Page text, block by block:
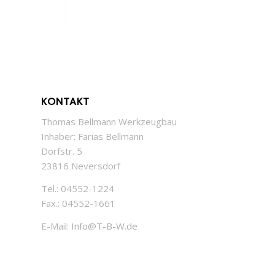
KONTAKT
Thomas Bellmann Werkzeugbau
Inhaber: Farias Bellmann
Dorfstr. 5
23816 Neversdorf
Tel.: 04552-1224
Fax.: 04552-1661
E-Mail: Info@T-B-W.de